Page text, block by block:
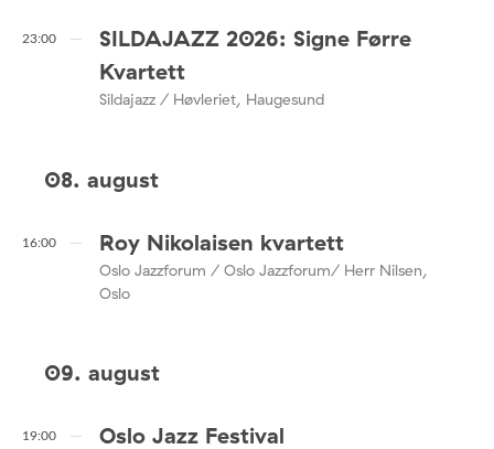
23:00
SILDAJAZZ 2026: Signe Førre
Kvartett
Sildajazz / Høvleriet, Haugesund
08. august
16:00 Roy Nikolaisen kvartett
Oslo Jazzforum / Oslo Jazzforum/ Herr Nilsen,
Oslo
09. august
19:00 Oslo Jazz Festival